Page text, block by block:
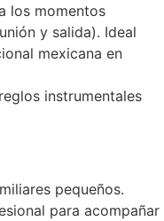
los momentos
y salida). Ideal
mexicana en
instrumentales
pequeños.
para acompañar